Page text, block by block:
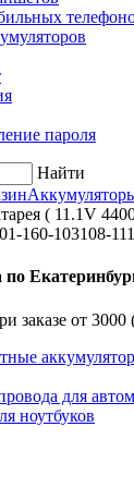
пароля
Найти
( 11.1V
160-103108-
заказе от
для
ноутбуков